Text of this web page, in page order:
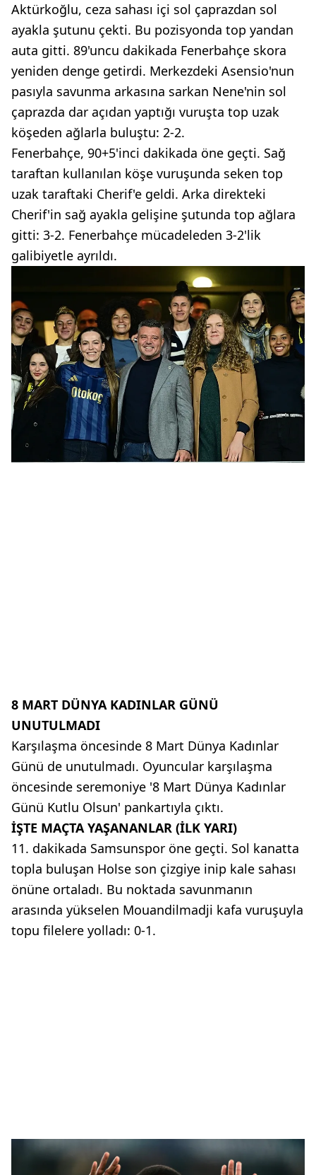
Aktürkoğlu, ceza sahası içi sol çaprazdan sol
ayakla şutunu çekti. Bu pozisyonda top yandan
auta gitti. 89'uncu dakikada Fenerbahçe skora
yeniden denge getirdi. Merkezdeki Asensio'nun
pasıyla savunma arkasına sarkan Nene'nin sol
çaprazda dar açıdan yaptığı vuruşta top uzak
köşeden ağlarla buluştu: 2-2.
Fenerbahçe, 90+5'inci dakikada öne geçti. Sağ
taraftan kullanılan köşe vuruşunda seken top
uzak taraftaki Cherif'e geldi. Arka direkteki
Cherif'in sağ ayakla gelişine şutunda top ağlara
gitti: 3-2. Fenerbahçe mücadeleden 3-2'lik
galibiyetle ayrıldı.
8 MART DÜNYA KADINLAR GÜNÜ
UNUTULMADI
Karşılaşma öncesinde 8 Mart Dünya Kadınlar
Günü de unutulmadı. Oyuncular karşılaşma
öncesinde seremoniye '8 Mart Dünya Kadınlar
Günü Kutlu Olsun' pankartıyla çıktı.
İŞTE MAÇTA YAŞANANLAR (İLK YARI)
11. dakikada Samsunspor öne geçti. Sol kanatta
topla buluşan Holse son çizgiye inip kale sahası
önüne ortaladı. Bu noktada savunmanın
arasında yükselen Mouandilmadji kafa vuruşuyla
topu filelere yolladı: 0-1.